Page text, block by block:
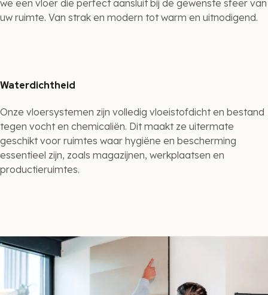
we een vloer die perfect aansluit bij de gewenste sfeer van
uw ruimte. Van strak en modern tot warm en uitnodigend.
Waterdichtheid
Onze vloersystemen zijn volledig vloeistofdicht en bestand
tegen vocht en chemicaliën. Dit maakt ze uitermate
geschikt voor ruimtes waar hygiëne en bescherming
essentieel zijn, zoals magazijnen, werkplaatsen en
productieruimtes.